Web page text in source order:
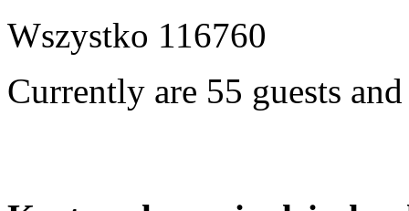
Wszystko 116760
Currently are 55 guests